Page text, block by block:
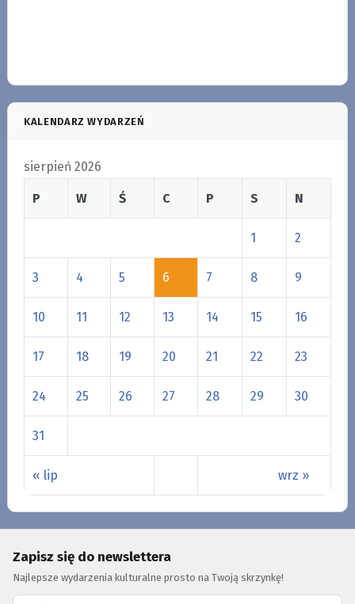
KALENDARZ WYDARZEŃ
sierpień 2026
P W Ś C P S N
« lip wrz »
1 2
3 4 5 6 7 8 9
10 11 12 13 14 15 16
17 18 19 20 21 22 23
24 25 26 27 28 29 30
31
Zapisz się do newslettera
Najlepsze wydarzenia kulturalne prosto na Twoją skrzynkę!